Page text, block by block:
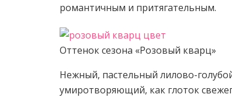
романтичным и притягательным.
Оттенок сезона «Розовый кварц»
Нежный, пастельный лилово-
умиротворяющий, как глоток